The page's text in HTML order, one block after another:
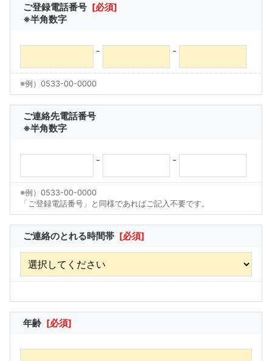
ご登録電話番号 [必須]
※半角数字
- -
※例）0533-00-0000
ご連絡先電話番号
※半角数字
- -
※例）0533-00-0000
「ご登録電話番号」と同様であればご記入不要です。
ご連絡のとれる時間帯 [必須]
年齢 [必須]